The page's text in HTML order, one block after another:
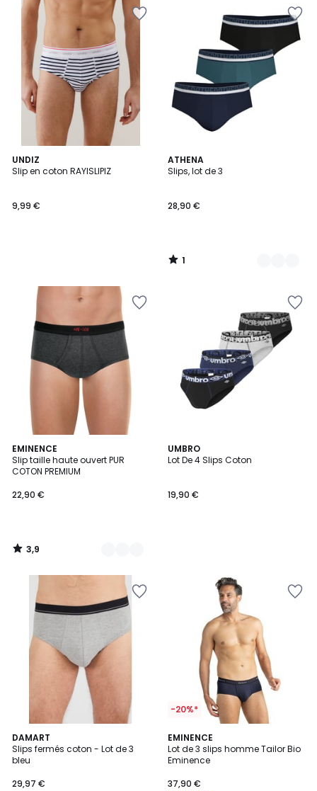
UNDIZ
Slip en coton RAYISLIPIZ
9,99 €
ATHENA
Slips, lot de 3
28,90 €
1
/
2
Couleurs
1
/
EMINENCE
Slip taille haute ouvert PUR
COTON PREMIUM
22,90 €
3,9
/ 5
2
Couleurs
3,9
/
UMBRO
Lot De 4 Slips Coton
19,90 €
DAMART
Slips fermés coton - Lot de 3
bleu
29,97 €
2
Couleurs
-20%*
EMINENCE
Lot de 3 slips homme Tailor Bio
Eminence
37,90 €
5
/
5
2
Couleurs